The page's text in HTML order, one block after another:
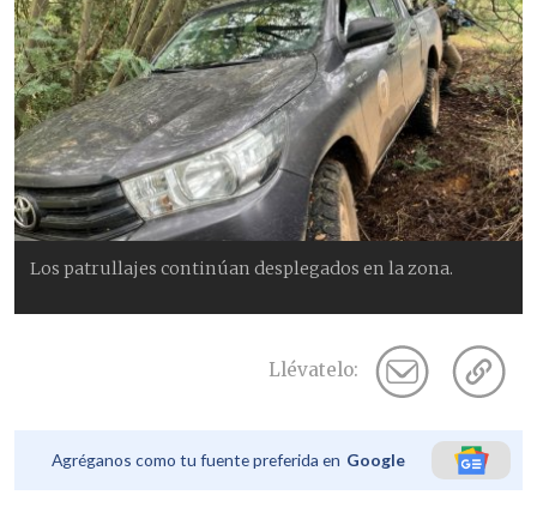
Los patrullajes continúan desplegados en la zona.
Llévatelo:
Agréganos como tu fuente preferida en Google